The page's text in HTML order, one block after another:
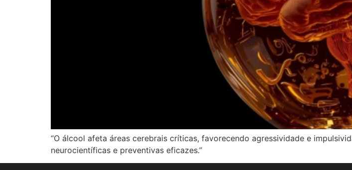
“O álcool afeta áreas cerebrais críticas, favorecendo agressividade e
neurocientíficas e preventivas eficazes.”